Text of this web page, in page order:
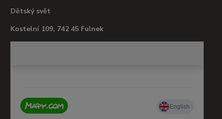
Dětský svět
Kostelní 109, 742 45 Fulnek